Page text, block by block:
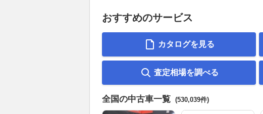
おすすめのサービス
カタログを見る
査定相場を調べる
全国の中古車一覧 (530,039件)